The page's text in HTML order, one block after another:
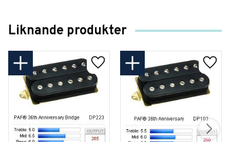
Liknande produkter